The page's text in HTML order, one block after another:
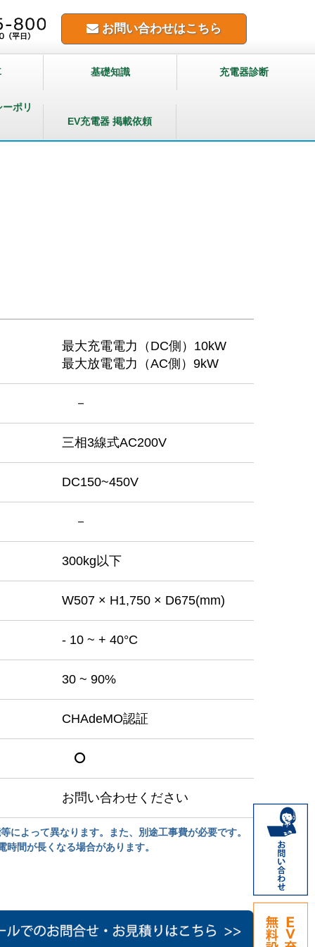
お問い合わせはこちら
基礎知識 充電器診断
ポリ
EV充電器 掲載依頼
最大充電電力（DC側）10kW
最大放電電力（AC側）9kW
－
三相3線式AC200V
DC150~450V
－
300kg以下
W507 × H1,750 × D675(mm)
- 10 ~ + 40°C
30 ~ 90%
CHAdeMO認証
お問い合わせください
によって異なります。また、別途工事費が必要です。
間が長くなる場合があります。